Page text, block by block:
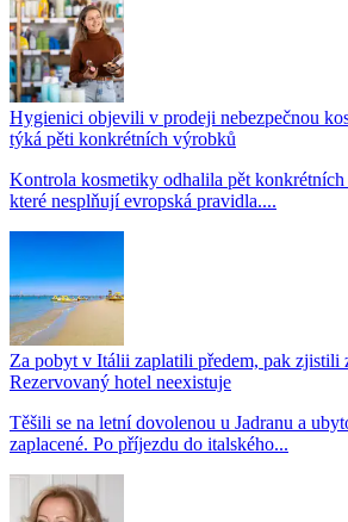
Hygienici objevili v prodeji nebezpečnou
týká pěti konkrétních výrobků
Kontrola kosmetiky odhalila pět
které nesplňují evropská pravidla....
Za pobyt v Itálii zaplatili předem, pak zjistili
Rezervovaný hotel neexistuje
Těšili se na letní dovolenou u Jadranu a
zaplacené. Po příjezdu do italského...